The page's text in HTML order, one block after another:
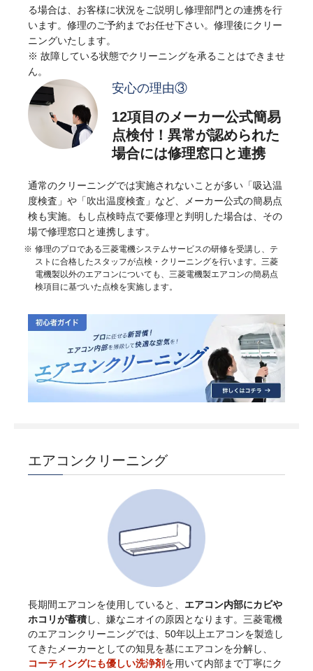
る場合は、お客様に状況をご説明し修理部門との連携を行
います。修理のご予約までお任せ下さい。修理後にクリー
ニングいたします。
※ 故障している状態でクリーニングを承ることはできませ
ん。
安心の理由③
12項目のメーカー公式簡易
点検付！異常が認められた
場合には修理窓口と連携
通常のクリーニングでは実施されないことが多い「吸込温
度検査」や「吹出温度検査」など、メーカー公式の簡易点
検も実施。もし点検時点で要修理と判明した場合は、その
場で修理窓口と連携します。
修理のプロである三菱電機システムサービスの研修を受講し、テ
ストに合格したスタッフが点検・クリーニングを行います。三菱
電機製以外のエアコンについても、三菱電機製エアコンの簡易点
検項目に基づいた点検を実施します。
エアコンクリーニング
長期間エアコンを使用していると、 エアコン内部にカビや
ホコリが蓄積し、嫌なニオイの原因となります。三菱電機
のエアコンクリーニングでは、50年以上エアコンを製造し
てきたメーカーとしての知見を基にエアコンを分解し、
コーティングにも優しい洗浄剤を用いて内部まで丁寧にク